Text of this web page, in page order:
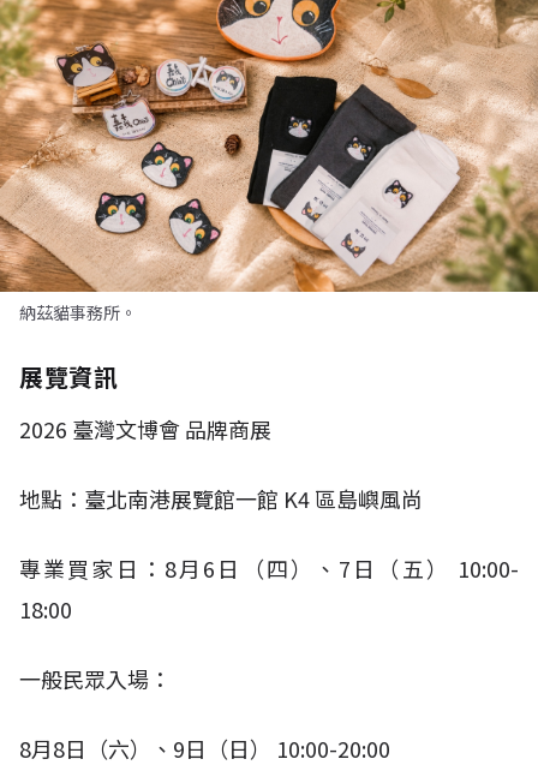
納茲貓事務所。
展覽資訊
2026 臺灣文博會 品牌商展
地點：臺北南港展覽館一館 K4區島嶼風尚
專業買家日： 8月 6 日（四）、 7 日（五）
10:00-
18:00​
一般民眾入場：
8月8日（六）、 9日（日） 10:00-20:00